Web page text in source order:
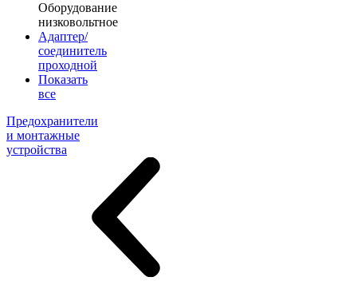
Оборудование
низковольтное
Адаптер/
соединитель
проходной
Показать
все
Предохранители
и монтажные
устройства